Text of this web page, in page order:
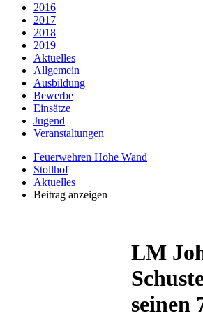
2016
2017
2018
2019
Aktuelles
Allgemein
Ausbildung
Bewerbe
Einsätze
Jugend
Veranstaltungen
Feuerwehren Hohe Wand
Stollhof
Aktuelles
Beitrag anzeigen
LM
seinen